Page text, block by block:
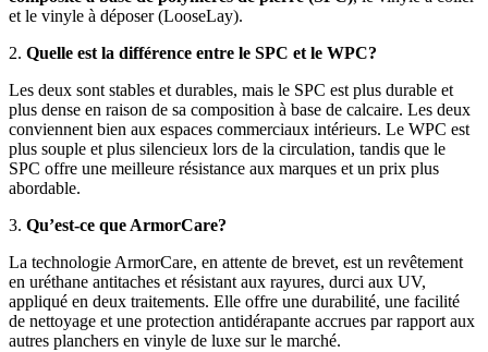
et le vinyle à déposer (LooseLay).
2. Quelle est la différence entre le SPC et le WPC?
Les deux sont stables et durables, mais le SPC est plus durable et
plus dense en raison de sa composition à base de calcaire. Les deux
conviennent bien aux espaces commerciaux intérieurs. Le WPC est
plus souple et plus silencieux lors de la circulation, tandis que le
SPC offre une meilleure résistance aux marques et un prix plus
abordable.
3. Qu’est-ce que ArmorCare?
La technologie ArmorCare, en attente de brevet, est un revêtement
en uréthane antitaches et résistant aux rayures, durci aux UV,
appliqué en deux traitements. Elle offre une durabilité, une facilité
de nettoyage et une protection antidérapante accrues par rapport aux
autres planchers en vinyle de luxe sur le marché.